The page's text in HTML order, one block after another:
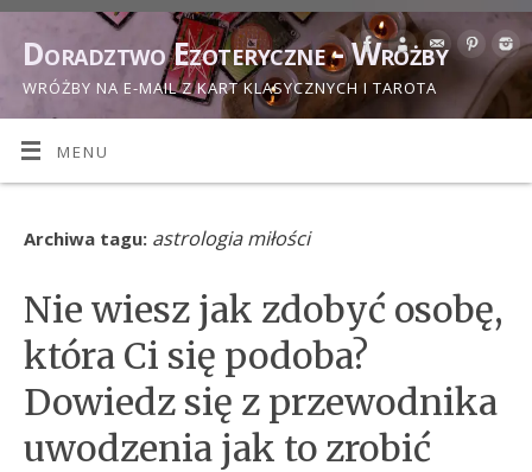
Doradztwo Ezoteryczne - Wróżby
WRÓŻBY NA E-MAIL Z KART KLASYCZNYCH I TAROTA
MENU
Archiwa tagu: astrologia miłości
Nie wiesz jak zdobyć osobę,
która Ci się podoba?
Dowiedz się z przewodnika
uwodzenia jak to zrobić